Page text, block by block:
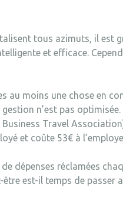
tous azimuts, il est
et efficace.
au moins une chose en
n’est pas
Business Travel
et coûte 53€ à
dépenses réclamées
est-il temps de passer